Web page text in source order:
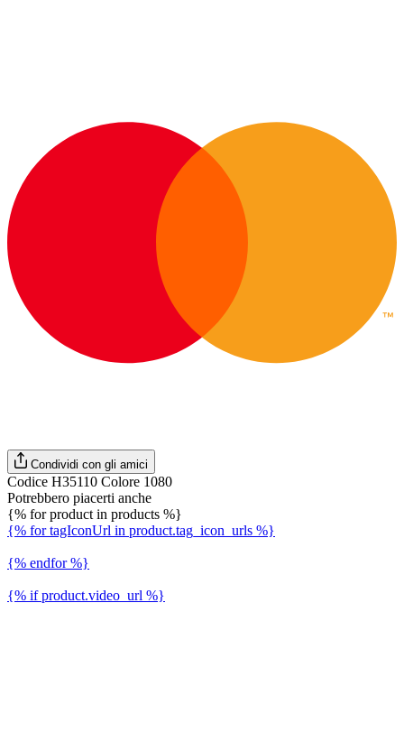
Condividi con gli amici
Codice H35110 Colore 1080
Potrebbero piacerti anche
{% for product in products %}
{% for tagIconUrl in product.tag_icon_urls %}
{% endfor %}
{% if product.video_url %}